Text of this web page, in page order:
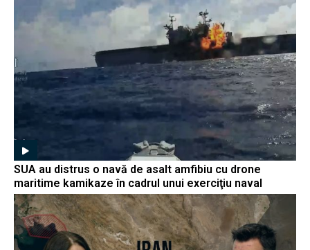
SUA au distrus o navă de asalt amfibiu cu drone
maritime kamikaze în cadrul unui exerciţiu naval